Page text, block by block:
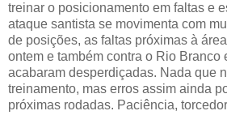
treinar o posicionamento em faltas e
ataque santista se movimenta com
de posições, as faltas próximas à
ontem e também contra o Rio Branco
acabaram desperdiçadas. Nada que
treinamento, mas erros assim ainda
próximas rodadas. Paciência,